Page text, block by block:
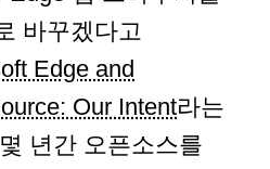
바꾸겠다고
Edge and
Our Intent라는
년간 오픈소스를